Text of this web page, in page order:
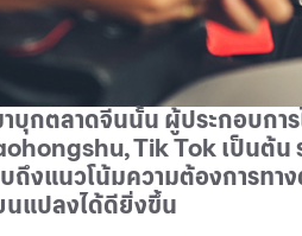
บุกตลาดจีนนั้น ผู้ประกอบกา
Tik Tok เป็นต้น
บถึงแนวโน้มความต้องการ
นแปลงได้ดียิ่งขึ้น